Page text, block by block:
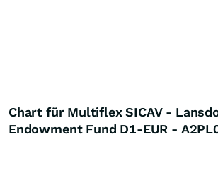
Chart für Multiflex SICAV -
Endowment Fund D1-EUR -